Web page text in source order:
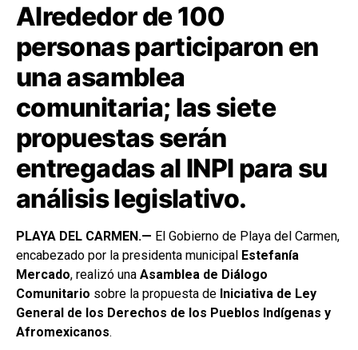
Alrededor de 100
personas participaron en
una asamblea
comunitaria; las siete
propuestas serán
entregadas al INPI para su
análisis legislativo.
PLAYA DEL CARMEN.— El Gobierno de Playa del Carmen,
encabezado por la presidenta municipal Estefanía
Mercado, realizó una Asamblea de Diálogo
Comunitario sobre la propuesta de Iniciativa de Ley
General de los Derechos de los Pueblos Indígenas y
Afromexicanos.